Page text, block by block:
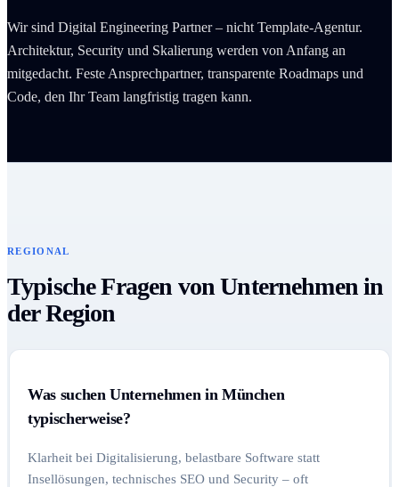
Wir sind Digital Engineering Partner – nicht Template-Agentur.
Architektur, Security und Skalierung werden von Anfang an
mitgedacht. Feste Ansprechpartner, transparente Roadmaps und
Code, den Ihr Team langfristig tragen kann.
REGIONAL
Typische Fragen von Unternehmen in
der Region
Was suchen Unternehmen in München
typischerweise?
Klarheit bei Digitalisierung, belastbare Software statt
Insellösungen, technisches SEO und Security – oft